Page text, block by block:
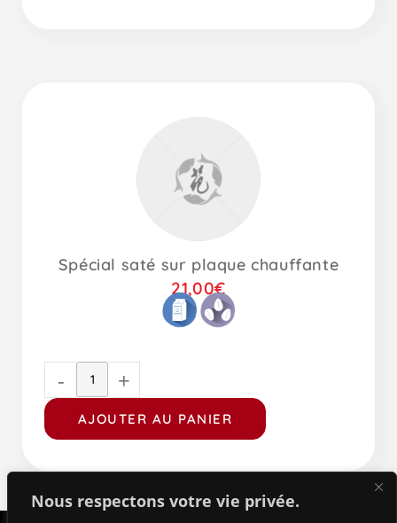
Nous respectons votre vie privée.
Spécial saté sur plaque chauffante
21,00€
- +
AJOUTER AU PANIER